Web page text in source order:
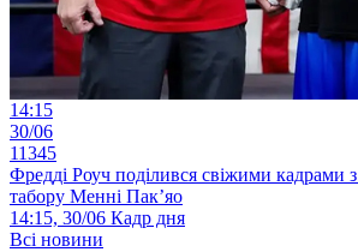
14:15
30/06
11345
Фредді Роуч поділився свіжими кадрами
табору Менні Пак’яо
14:15, 30/06 Кадр дня
Всі новини